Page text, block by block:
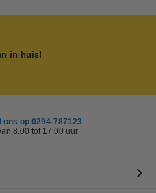
in huis!
ons op 0294-787123
8.00 tot 17.00 uur